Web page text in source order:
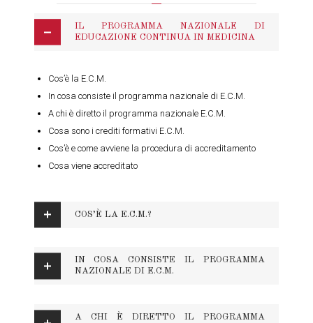
IL PROGRAMMA NAZIONALE DI
EDUCAZIONE CONTINUA IN MEDICINA
Cos’è la E.C.M.
In cosa consiste il programma nazionale di E.C.M.
A chi è diretto il programma nazionale E.C.M.
Cosa sono i crediti formativi E.C.M.
Cos’è e come avviene la procedura di accreditamento
Cosa viene accreditato
COS’È LA E.C.M.?
IN COSA CONSISTE IL PROGRAMMA
NAZIONALE DI E.C.M.
A CHI È DIRETTO IL PROGRAMMA